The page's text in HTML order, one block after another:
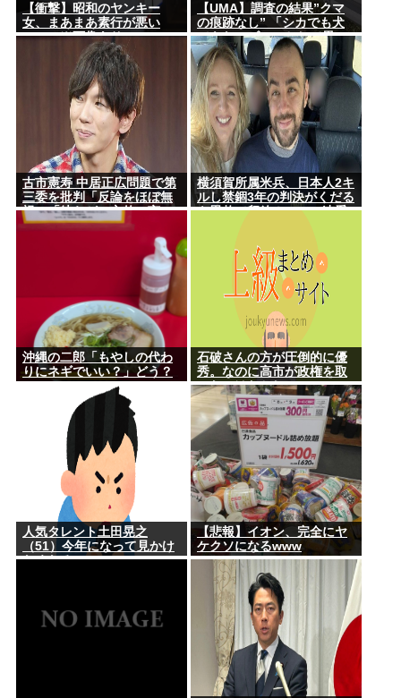
【衝撃】昭和のヤンキー
女、まあまあ素行が悪い
www (※画像あり)
【UMA】調査の結果”クマ
の痕跡なし” 「シカでも犬
でもないゴロンとして黒い
動物を見た」 札幌市清田区
古市憲寿 中居正広問題で第
三委を批判「反論をほぼ無
視」「彼らが一方的に言っ
たことが世の中に定着して
横須賀所属米兵、日本人2キ
ルし禁錮3年の判決がくだる
も恩赦で釈放！ニュー速愛
沖縄の二郎「もやしの代わ
りにネギでいい？」どう？
石破さんの方が圧倒的に優
秀。なのに高市が政権を取
ったのはおかしい
人気タレント土田晃之
（51）今年になって見かけ
なくなる
【悲報】イオン、完全にヤ
ケクソになるwww